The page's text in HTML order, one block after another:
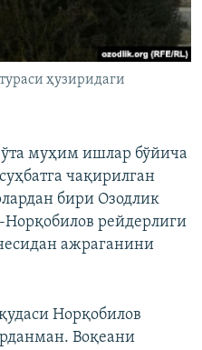
ҳузиридаги
муҳим ишлар бўйича
чақирилган
бири Озодлик
Норқобилов рейдерлиги
ажраганини
Норқобилов
Воқеани